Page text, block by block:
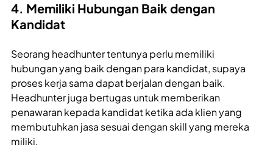
4. Memiliki Hubungan Baik dengan
Kandidat
Seorang headhunter tentunya perlu memiliki
hubungan yang baik dengan para kandidat, supaya
proses kerja sama dapat berjalan dengan baik.
Headhunter juga bertugas untuk memberikan
penawaran kepada kandidat ketika ada klien yang
membutuhkan jasa sesuai dengan skill yang mereka
miliki.